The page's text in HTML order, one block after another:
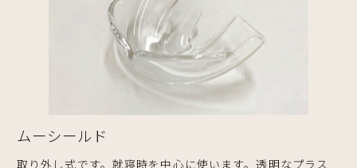
ムーシールド
取り外し式です。就寝時を中心に使います。透明なプラス